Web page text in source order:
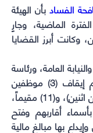
الفسادبأن الهيئة
الماضية، وجارٍ
وكانت أبرز القضايا
العامة، ورئاسة
أمن الدولة، والبنك المركزي السعودي، تم إيقاف (3) موظفين
يعملون بأحد البنوك (مدير عمليات، وصرّافين اثنين)، و(11) مقيماً،
أقاربهم وفتح
بها مبالغ مالية